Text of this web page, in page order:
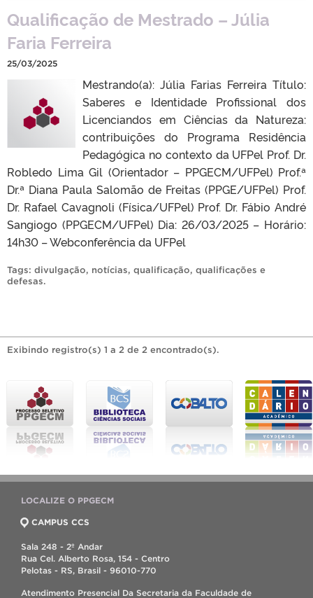
Qualificação de Mestrado – Júlia
Faria Ferreira
25/03/2025
Mestrando(a): Júlia Farias Ferreira Título:
Saberes e Identidade Profissional dos
Licenciandos em Ciências da Natureza:
contribuições do Programa Residência
Pedagógica no contexto da UFPel Prof. Dr.
Robledo Lima Gil (Orientador – PPGECM/UFPel) Prof.ª
Dr.ª Diana Paula Salomão de Freitas (PPGE/UFPel) Prof.
Dr. Rafael Cavagnoli (Física/UFPel) Prof. Dr. Fábio André
Sangiogo (PPGECM/UFPel) Dia: 26/03/2025 – Horário:
14h30 – Webconferência da UFPel
Tags: divulgação, notícias, qualificação, qualificações e
defesas.
Exibindo registro(s) 1 a 2 de 2 encontrado(s).
LOCALIZE O PPGECM
CAMPUS CCS
Sala 248 - 2º Andar
Rua Cel. Alberto Rosa, 154 - Centro
Pelotas - RS, Brasil - 96010-770
Atendimento Presencial Da Secretaria da Faculdade de